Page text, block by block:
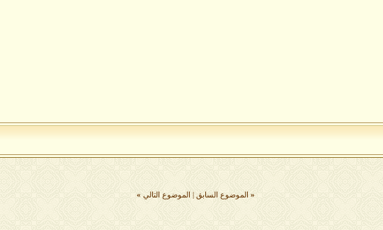
« الموضوع السابق الموضوع التالي »